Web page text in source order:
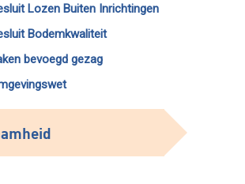
Lozen Buiten Inrichtingen
Bodemkwaliteit
bevoegd gezag